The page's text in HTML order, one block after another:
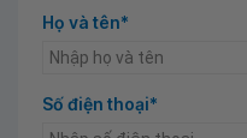
Họ và tên*
Số điện thoại*